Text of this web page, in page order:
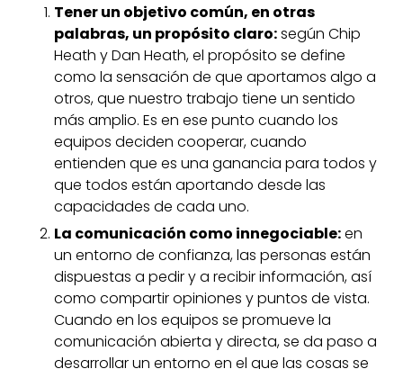
Tener un objetivo común, en otras
palabras, un propósito claro:según Chip
Heath y Dan Heath, el propósito se define
como la sensación de que aportamos algo a
otros, que nuestro trabajo tiene un sentido
más amplio. Es en ese punto cuando los
equipos deciden cooperar, cuando
entienden que es una ganancia para todos y
que todos están aportando desde las
capacidades de cada uno.
La comunicación como innegociable:en
un entorno de confianza, las personas están
dispuestas a pedir y a recibir información, así
como compartir opiniones y puntos de vista.
Cuando en los equipos se promueve la
comunicación abierta y directa, se da paso a
desarrollar un entorno en el que las cosas se